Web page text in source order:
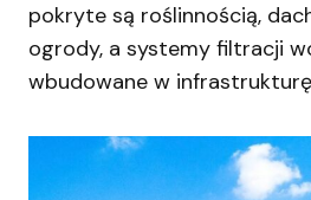
pokryte są roślinnością,
ogrody, a systemy filtracji
wbudowane w